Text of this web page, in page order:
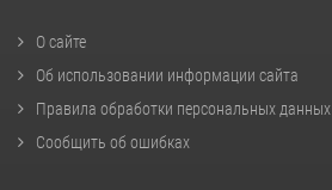
О сайте
Об использовании информации сайта
Правила обработки персональных данных
Сообщить об ошибках